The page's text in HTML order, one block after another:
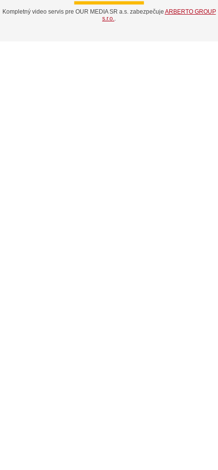
Kompletný video servis pre OUR MEDIA SR a.s. zabezpečuje ARBERTO GROUP
s.r.o.